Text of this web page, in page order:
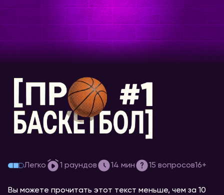
[про баскетбол] #1
Легко 1 раундов 14 мин 15 вопросов16+
Вы можете прочитать этот текст меньше, чем за 10